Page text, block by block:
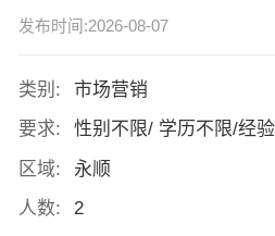
发布时间:2026-08-07
类别:
市场营销
要求:
性别不限/ 学历不限/经
区域:
永顺
人数:
2